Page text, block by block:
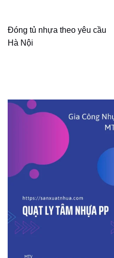
Đóng tủ nhựa theo yêu cầu
Hà Nội